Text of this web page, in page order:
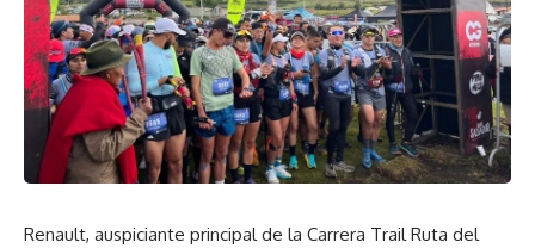
Renault, auspiciante principal de la Carrera Trail Ruta del